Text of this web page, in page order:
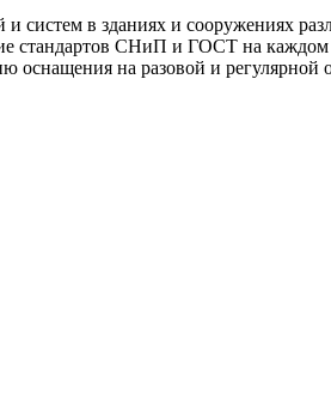
в зданиях и сооружениях
стандартов СНиП и ГОСТ на каждом
оснащения на разовой и регулярной